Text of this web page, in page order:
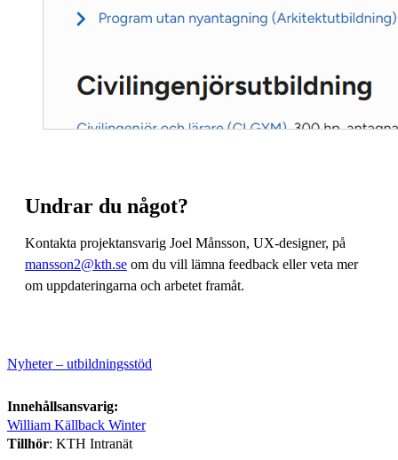
Undrar du något?
Kontakta projektansvarig Joel Månsson, UX-designer, på
mansson2@kth.se om du vill lämna feedback eller veta mer
om uppdateringarna och arbetet framåt.
Nyheter – utbildningsstöd
Innehållsansvarig:
William Källback Winter
Tillhör: KTH Intranät